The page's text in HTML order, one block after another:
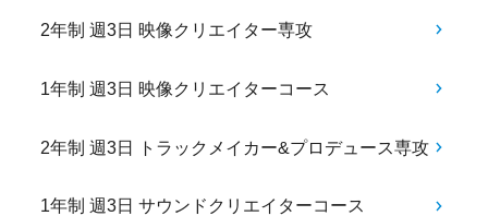
2年制 週3日 映像クリエイター専攻
1年制 週3日 映像クリエイターコース
2年制 週3日 トラックメイカー&プロデュース専攻
1年制 週3日 サウンドクリエイターコース